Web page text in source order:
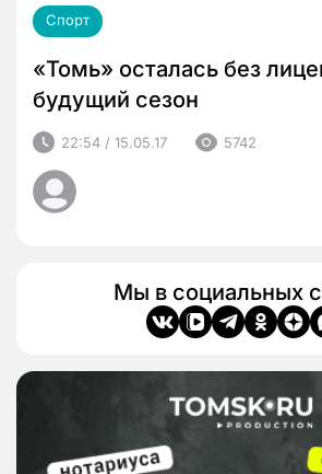
Спорт
«Томь» осталась без
будущий сезон
22:54 / 15.05.17 5742
Мы в социальных